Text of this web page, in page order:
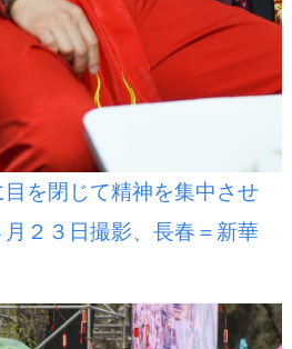
を閉じて精神を集中させ
２３日撮影、長春＝新華